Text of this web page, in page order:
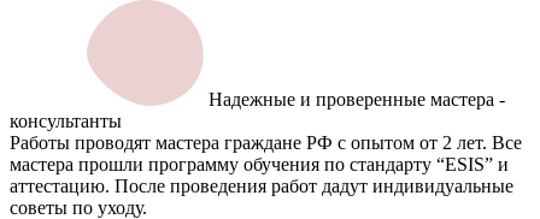
Надежные и проверенные мастера -
консультанты
Работы проводят мастера граждане РФ с опытом от 2 лет. Все
мастера прошли программу обучения по стандарту “ESIS” и
аттестацию. После проведения работ дадут индивидуальные
советы по уходу.